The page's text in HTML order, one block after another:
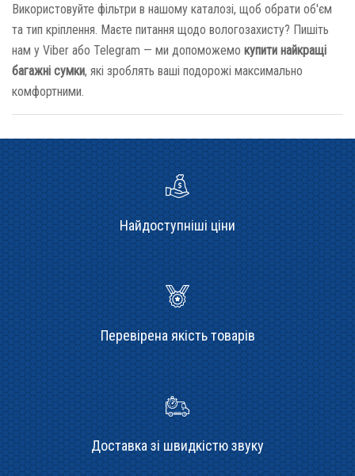
Використовуйте фільтри в нашому каталозі, щоб обрати об'єм
та тип кріплення. Маєте питання щодо вологозахисту? Пишіть
нам у Viber або Telegram — ми допоможемо купити найкращі
багажні сумки, які зроблять ваші подорожі максимально
комфортними.
Найдоступніші ціни
Перевірена якість товарів
Доставка зі швидкістю звуку